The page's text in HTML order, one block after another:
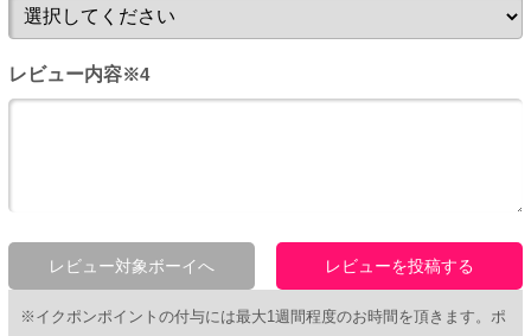
レビュー内容※4
※イクポンポイントの付与には最大1週間程度のお時間を頂きます。ポ